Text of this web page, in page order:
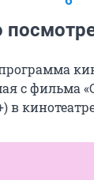
с фильма
в